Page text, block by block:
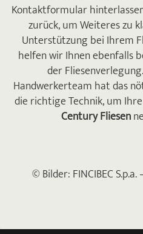
Kontaktformular
zurück, um Weiteres zu
Unterstützung bei Ihrem
helfen wir Ihnen ebenfalls
der
Handwerkerteam hat das
die richtige Technik, um
Century Fliesen
© Bilder: FINCIBEC S.p.a.